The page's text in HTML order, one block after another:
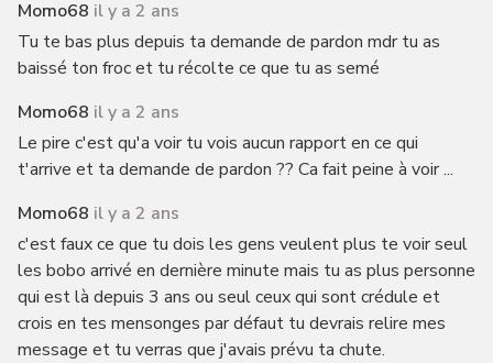
Momo68 il y a 2 ans
Tu te bas plus depuis ta demande de pardon mdr tu as
baissé ton froc et tu récolte ce que tu as semé
Momo68 il y a 2 ans
Le pire c'est qu'a voir tu vois aucun rapport en ce qui
t'arrive et ta demande de pardon ?? Ca fait peine à voir ...
Momo68 il y a 2 ans
c'est faux ce que tu dois les gens veulent plus te voir seul
les bobo arrivé en dernière minute mais tu as plus personne
qui est là depuis 3 ans ou seul ceux qui sont crédule et
crois en tes mensonges par défaut tu devrais relire mes
message et tu verras que j'avais prévu ta chute.